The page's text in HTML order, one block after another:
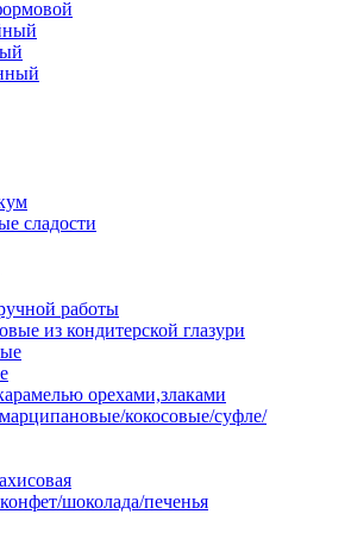
сладости
работы
из кондитерской глазури
орехами,злаками
кокосовые/суфле/
шоколада/печенья